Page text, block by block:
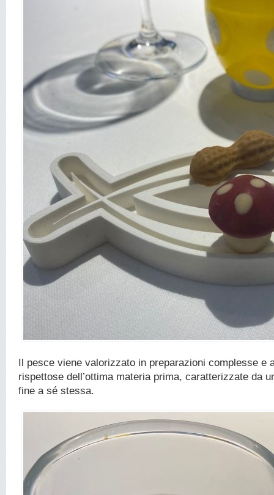
Il pesce viene valorizzato in preparazioni complesse e
rispettose dell’ottima materia prima, caratterizzate da
fine a sé stessa.